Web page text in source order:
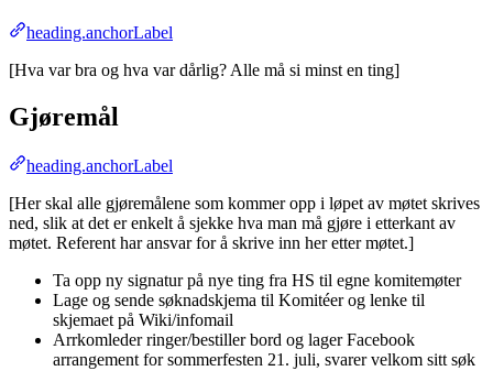
heading.anchorLabel
[Hva var bra og hva var dårlig? Alle må si minst en ting]
Gjøremål
heading.anchorLabel
[Her skal alle gjøremålene som kommer opp i løpet av møtet skrives
ned, slik at det er enkelt å sjekke hva man må gjøre i etterkant av
møtet. Referent har ansvar for å skrive inn her etter møtet.]
Ta opp ny signatur på nye ting fra HS til egne komitemøter
Lage og sende søknadskjema til Komitéer og lenke til
skjemaet på Wiki/infomail
Arrkomleder ringer/bestiller bord og lager Facebook
arrangement for sommerfesten 21. juli, svarer velkom sitt søk